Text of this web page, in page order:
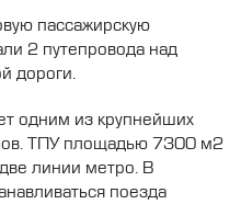
пассажирскую
2 путепровода над
дороги.
одним из крупнейших
ТПУ площадью 7300 м2
линии метро. В
поезда